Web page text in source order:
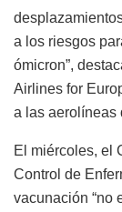
a los riesgos
ómicron”,
Airlines for
a las aerolíneas
El miércoles, el
Control de
vacunación “no